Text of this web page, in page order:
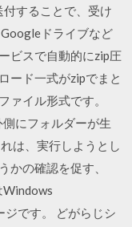
することで、受け
ドライブなど
ビスで自動的にzip圧
ード一式がzipでまと
ァイル形式です。
にフォルダーが生
は、実行しようとし
かの確認を促す、
Windows
ジです。 どがらじシ